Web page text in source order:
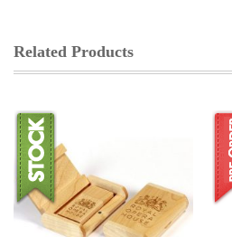
Related Products